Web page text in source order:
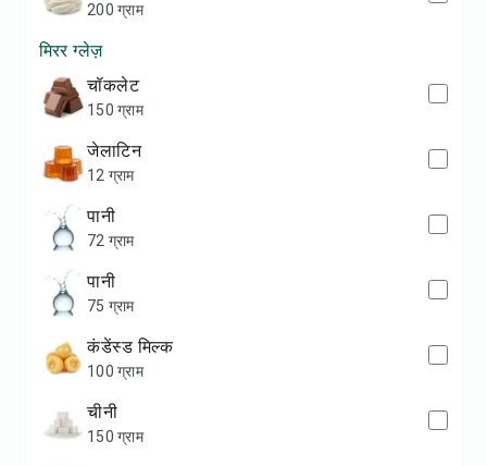
200 ग्राम
मिरर ग्लेज़
चॉकलेट
150 ग्राम
जेलाटिन
12 ग्राम
पानी
72 ग्राम
पानी
75 ग्राम
कंडेंस्ड मिल्क
100 ग्राम
चीनी
150 ग्राम